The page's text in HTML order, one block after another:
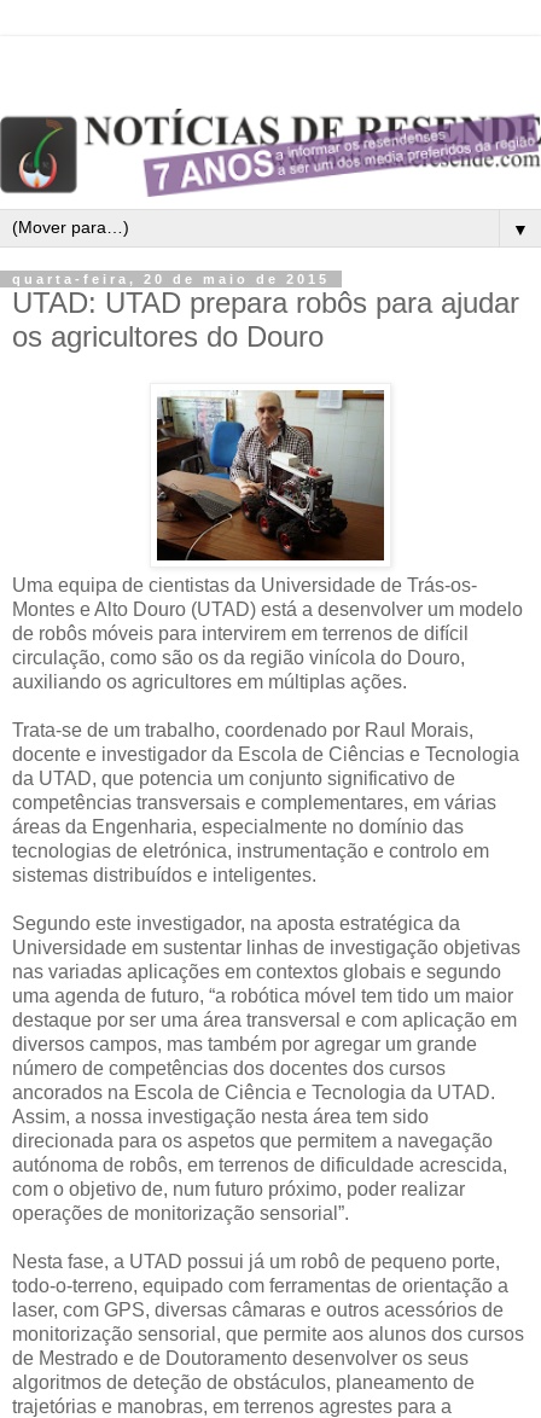
▼
quarta-feira, 20 de maio de 2015
UTAD: UTAD prepara robôs para ajudar
os agricultores do Douro
Uma equipa de cientistas da Universidade de Trás-os-
Montes e Alto Douro (UTAD) está a desenvolver um modelo
de robôs móveis para intervirem em terrenos de difícil
circulação, como são os da região vinícola do Douro,
auxiliando os agricultores em múltiplas ações.
Trata-se de um trabalho, coordenado por Raul Morais,
docente e investigador da Escola de Ciências e Tecnologia
da UTAD, que potencia um conjunto significativo de
competências transversais e complementares, em várias
áreas da Engenharia, especialmente no domínio das
tecnologias de eletrónica, instrumentação e controlo em
sistemas distribuídos e inteligentes.
Segundo este investigador, na aposta estratégica da
Universidade em sustentar linhas de investigação objetivas
nas variadas aplicações em contextos globais e segundo
uma agenda de futuro, “a robótica móvel tem tido um maior
destaque por ser uma área transversal e com aplicação em
diversos campos, mas também por agregar um grande
número de competências dos docentes dos cursos
ancorados na Escola de Ciência e Tecnologia da UTAD.
Assim, a nossa investigação nesta área tem sido
direcionada para os aspetos que permitem a navegação
autónoma de robôs, em terrenos de dificuldade acrescida,
com o objetivo de, num futuro próximo, poder realizar
operações de monitorização sensorial”.
Nesta fase, a UTAD possui já um robô de pequeno porte,
todo-o-terreno, equipado com ferramentas de orientação a
laser, com GPS, diversas câmaras e outros acessórios de
monitorização sensorial, que permite aos alunos dos cursos
de Mestrado e de Doutoramento desenvolver os seus
algoritmos de deteção de obstáculos, planeamento de
trajetórias e manobras, em terrenos agrestes para a